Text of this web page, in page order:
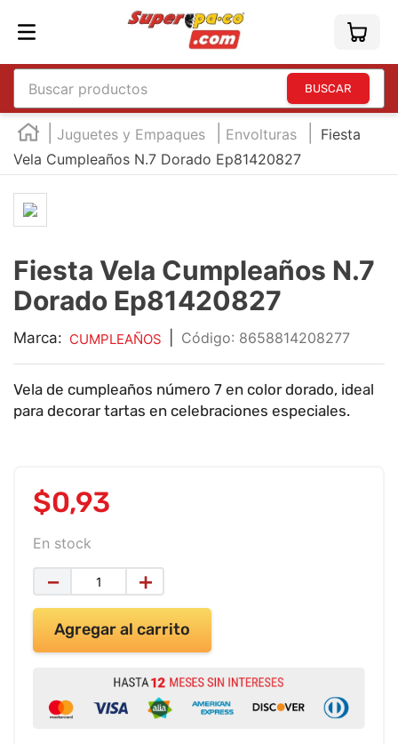
Buscar productos
Juguetes y Empaques Envolturas
Fiesta
Vela Cumpleaños N.7 Dorado Ep81420827
Fiesta Vela Cumpleaños N.7
Dorado Ep81420827
Marca: CUMPLEAÑOS : 8658814208277
Vela de cumpleaños número 7 en color dorado, ideal
para decorar tartas en celebraciones especiales.
$0,93
En stock
＋
－
Agregar al carrito
TÉRMINOS MÁS BUSCADOS
1.
england
3
5.
mouse
6.
marcadores
7.
audifonos
impresora